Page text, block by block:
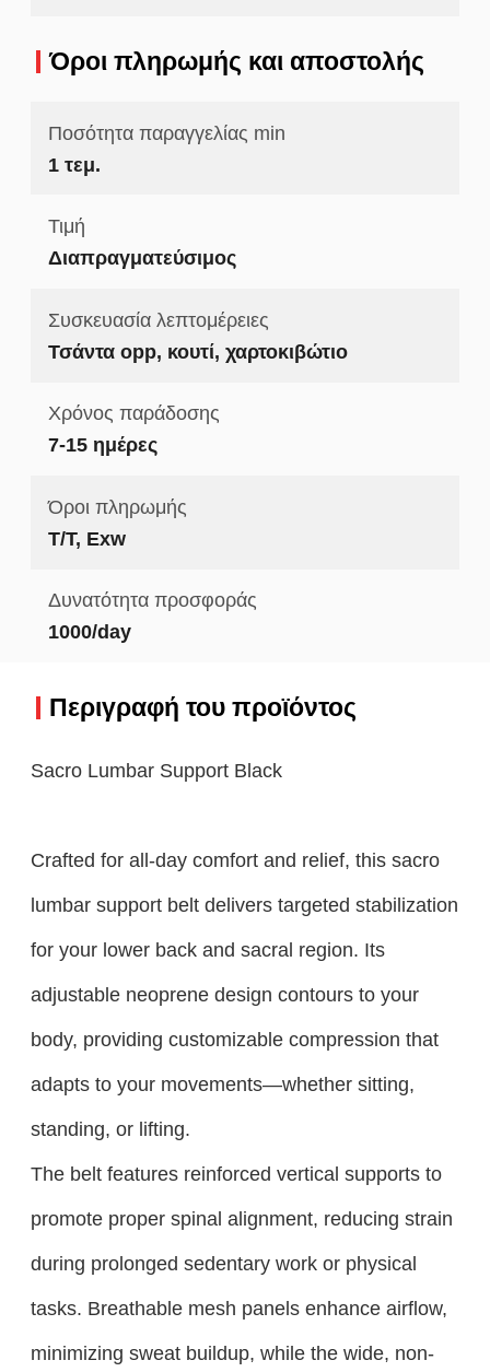
Όροι πληρωμής και αποστολής
Ποσότητα παραγγελίας min
1 τεμ.
Τιμή
Διαπραγματεύσιμος
Συσκευασία λεπτομέρειες
Τσάντα opp, κουτί, χαρτοκιβώτιο
Χρόνος παράδοσης
7-15 ημέρες
Όροι πληρωμής
T/T, Exw
Δυνατότητα προσφοράς
1000/day
Περιγραφή του προϊόντος
Sacro Lumbar Support Black
Crafted for all-day comfort and relief, this sacro
lumbar support belt delivers targeted stabilization
for your lower back and sacral region. Its
adjustable neoprene design contours to your
body, providing customizable compression that
adapts to your movements—whether sitting,
standing, or lifting.
The belt features reinforced vertical supports to
promote proper spinal alignment, reducing strain
during prolonged sedentary work or physical
tasks. Breathable mesh panels enhance airflow,
minimizing sweat buildup, while the wide, non-